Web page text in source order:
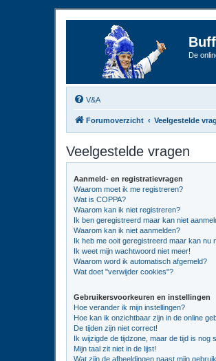
De
V&A
Forumoverzicht Veelgestelde
Veelgestelde vragen
Aanmeld- en registratievragen
Waarom moet ik me registreren?
Wat is COPPA?
Waarom kan ik niet registreren?
Ik ben geregistreerd maar kan niet
Waarom kan ik niet aanmelden?
Ik heb me ooit geregistreerd maar kan nu
Ik weet mijn wachtwoord niet meer!
Waarom word ik automatisch afgemeld?
Wat doet "verwijder cookies"?
Gebruikersvoorkeuren en instellingen
Hoe verander ik mijn instellingen?
Hoe kan ik onzichtbaar zijn in de online
De tijden zijn niet correct!
Ik wijzigde de tijdzone, maar de tijd is nog
Mijn taal zit niet in de lijst!
Wat zijn de afbeeldingen naast mijn